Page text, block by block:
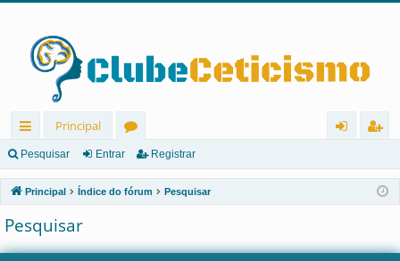
in
ks
rá
pi
Principal
ór
u
ns
ra
r
ist
ra
Pesquisar Entrar Registrar
Principal Índice do fórum Pesquisar
Pesquisar